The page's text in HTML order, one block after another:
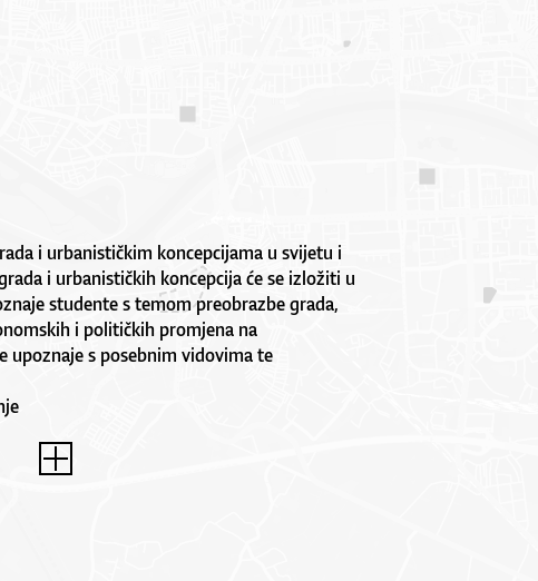
i urbanističkim koncepcijama u svijetu i
i urbanističkih koncepcija će se izložiti u
studente s temom preobrazbe grada,
i političkih promjena na
s posebnim vidovima te